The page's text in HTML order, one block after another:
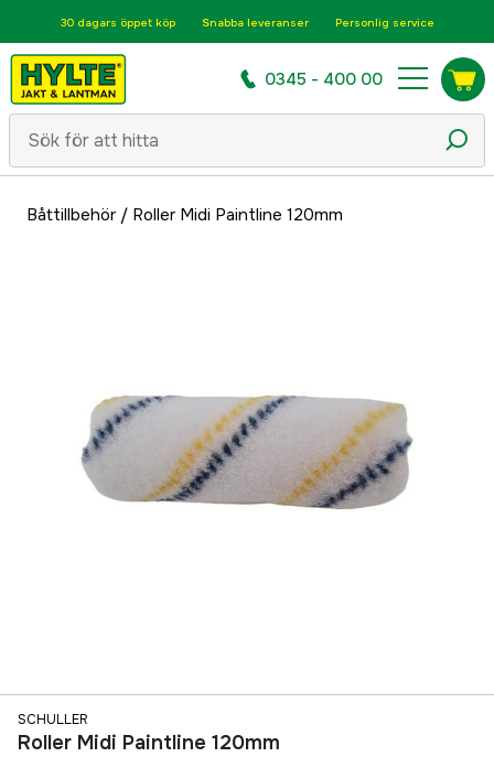
30 dagars öppet köp Snabba leveranser Personlig service
0345 - 400 00
Båttillbehör/ Roller Midi Paintline 120mm
SCHULLER
Roller Midi Paintline 120mm